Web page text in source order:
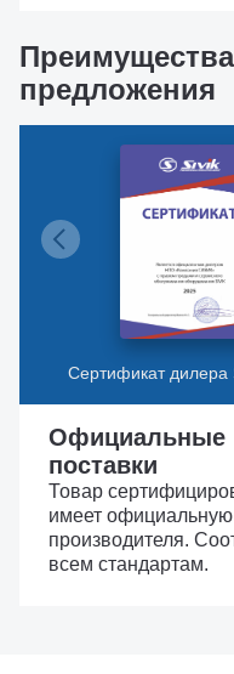
предложения
Сертификат дилера
Официальные
поставки
Товар
имеет
производителя.
всем стандартам.